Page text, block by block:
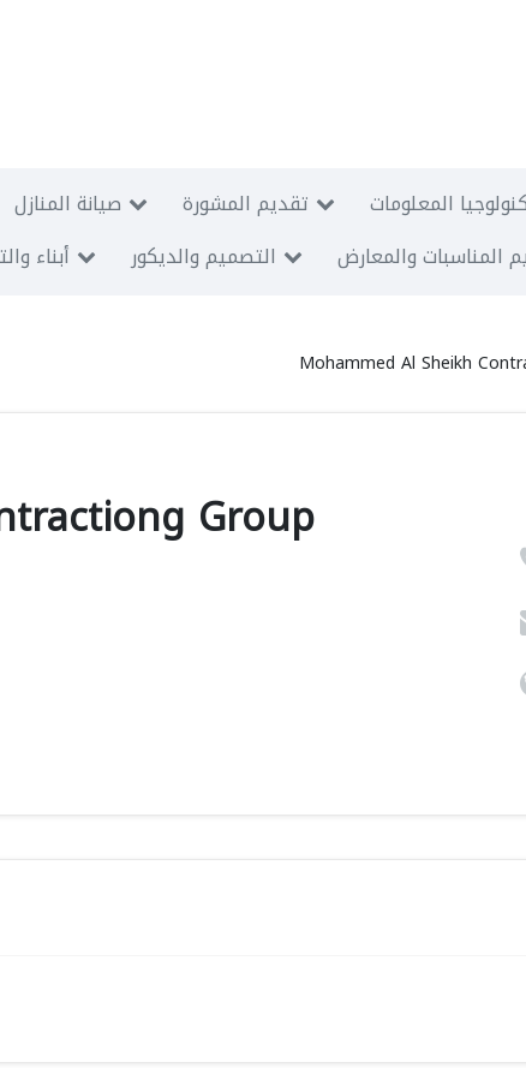
صيانة المنازل تقديم المشورة
المعلومات
أبناء التصميم والديكور المناسبات والمعارض
Mohammed Al Sheikh
Group